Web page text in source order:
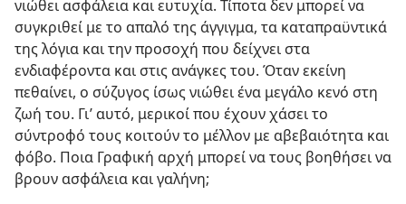
νιώθει ασφάλεια και ευτυχία. Τίποτα δεν μπορεί να
συγκριθεί με το απαλό της άγγιγμα, τα καταπραϋντικά
της λόγια και την προσοχή που δείχνει στα
ενδιαφέροντα και στις ανάγκες του. Όταν εκείνη
πεθαίνει, ο σύζυγος ίσως νιώθει ένα μεγάλο κενό στη
ζωή του. Γι’ αυτό, μερικοί που έχουν χάσει το
σύντροφό τους κοιτούν το μέλλον με αβεβαιότητα και
φόβο. Ποια Γραφική αρχή μπορεί να τους βοηθήσει να
βρουν ασφάλεια και γαλήνη;